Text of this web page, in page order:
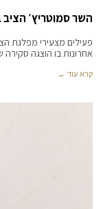
השר סמוטריץ׳
פעילים מצעירי מפלגת
אחרונות בו הוצגה
קרא עוד ←